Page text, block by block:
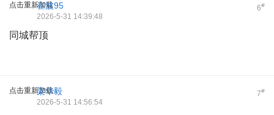
点击重新加载 6#
崔波95
2026-5-31 14:39:48
同城帮顶
点击重新加载 7#
梁华毅
2026-5-31 14:56:54